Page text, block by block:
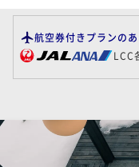
航空券付きプランの
LCC